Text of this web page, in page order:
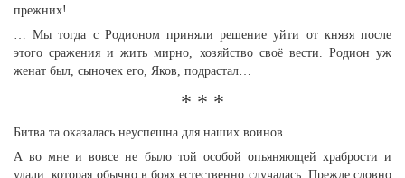
прежних!
… Мы тогда с Родионом приняли решение уйти от князя после
этого сражения и жить мирно, хозяйство своё вести. Родион уж
женат был, сыночек его, Яков, подрастал…
* * *
Битва та оказалась неуспешна для наших воинов.
А во мне и вовсе не было той особой опьяняющей храбрости и
удали, которая обычно в боях естественно случалась. Прежде словно